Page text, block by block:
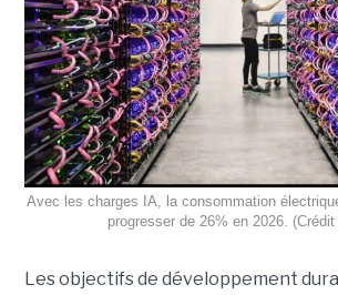
Avec les charges IA, la consommation
progresser de 26% en 2026.
Les objectifs de développement